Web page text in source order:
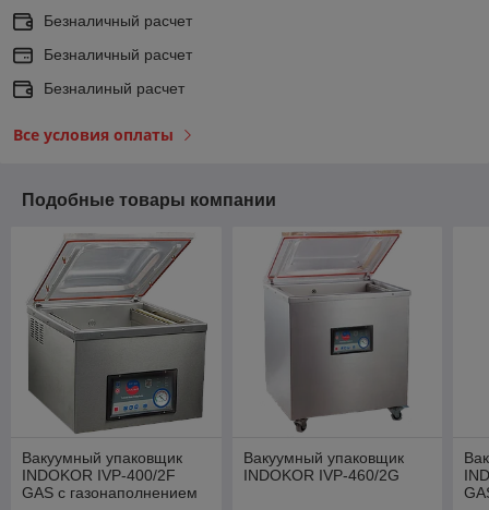
Безналичный расчет
Безналичный расчет
Безналиный расчет
Все условия оплаты
Подобные товары компании
Вакуумный упаковщик
INDOKOR IVP-400/2F
GAS с газонаполнением
Вакуумный упаковщик
INDOKOR IVP-460/2G